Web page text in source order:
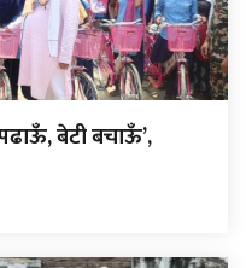
पढाऊँ, बेटी बचाऊँ’,